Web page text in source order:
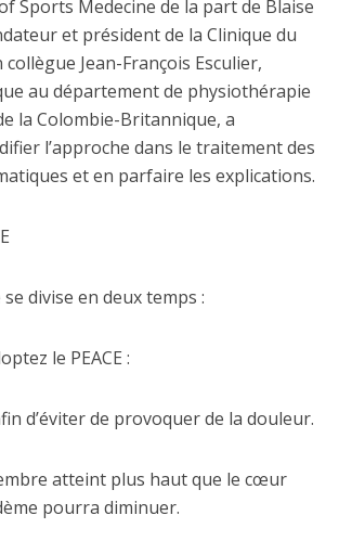
Sports Medecine de la part de Blaise
et président de la Clinique du
Jean-François Esculier,
au département de physiothérapie
la Colombie-Britannique, a
l’approche dans le traitement des
et en parfaire les explications.
divise en deux temps :
le PEACE :
d’éviter de provoquer de la douleur.
atteint plus haut que le cœur
pourra diminuer.